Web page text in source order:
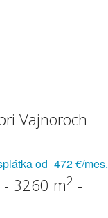
Vajnoroch
od 472 €/mes.
- 3260 m2 -